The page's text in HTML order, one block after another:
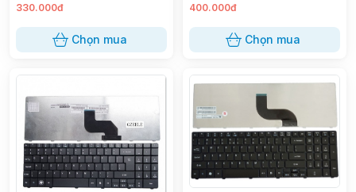
330.000đ
Chọn mua
400.000đ
Chọn mua